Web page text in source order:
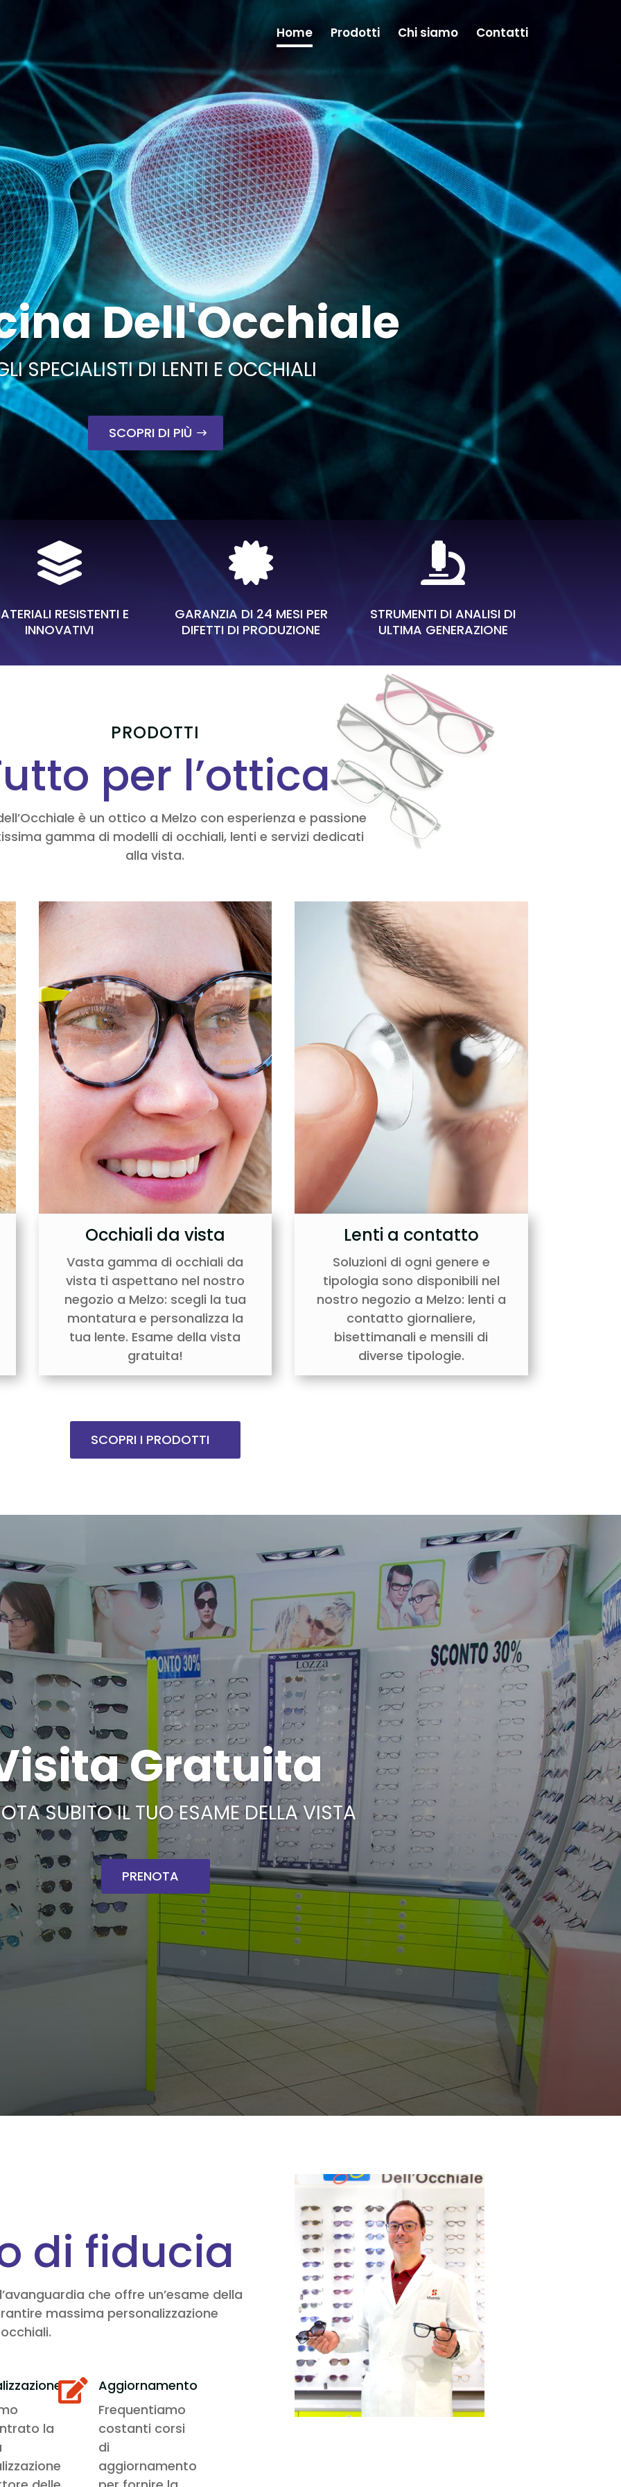
Home Prodotti Chi siamo Contatti
Dell'Occhiale
SPECIALISTI DI LENTI E OCCHIALI
SCOPRI DI PIÙ

RESISTENTI E
INNOVATIVI

GARANZIA DI 24 MESI PER
DIFETTI DI PRODUZIONE

STRUMENTI DI ANALISI DI
ULTIMA GENERAZIONE
PRODOTTI
per l’ottica
è un ottico a Melzo con esperienza e passione
gamma di modelli di occhiali, lenti e servizi dedicati
alla vista.
Occhiali da vista
Vasta gamma di occhiali da
vista ti aspettano nel nostro
negozio a Melzo: scegli la tua
montatura e personalizza la
tua lente. Esame della vista
gratuita!
Lenti a contatto
Soluzioni di ogni genere e
tipologia sono disponibili nel
nostro negozio a Melzo: lenti a
contatto giornaliere,
bisettimanali e mensili di
diverse tipologie.
SCOPRI I PRODOTTI
Gratuita
SUBITO IL TUO ESAME DELLA VISTA
PRENOTA
di fiducia
che offre un’esame della
massima personalizzazione
la

Aggiornamento
Frequentiamo
costanti corsi
di
aggiornamento